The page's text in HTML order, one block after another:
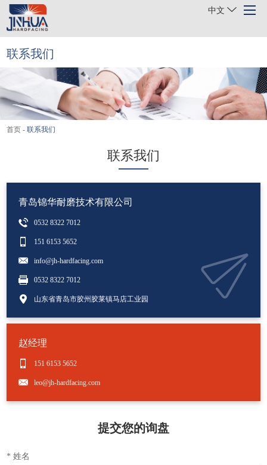
首页
关于我们
产品
项目案例
中文
联系我们
首页 -联系我们
联系我们
青岛锦华耐磨技术有限公司
0532 8322 7012
151 6153 5652
info@jh-hardfacing.com
0532 8322 7012
山东省青岛市胶州胶莱镇马店工业园
赵经理
151 6153 5652
leo@jh-hardfacing.com
提交您的询盘
* 姓名